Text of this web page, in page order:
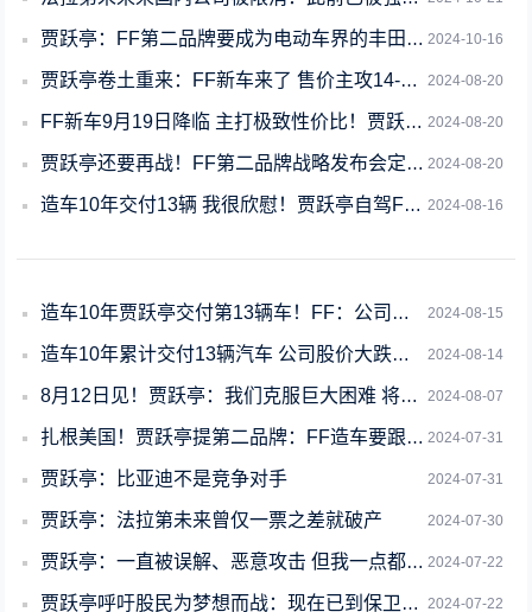
2024-10-16
贾跃亭：FF第二品牌要成为电动车界的丰田 做特斯拉没做到的事情
2024-08-20
贾跃亭卷土重来：FF新车来了 售价主攻14-57万区间
2024-08-20
FF新车9月19日降临 主打极致性价比！贾跃亭：这次做行业引领者、中美汽车桥梁
2024-08-20
贾跃亭还要再战！FF第二品牌战略发布会定档9月19日：极致性价比
2024-08-16
造车10年交付13辆 我很欣慰！贾跃亭自驾FF 91晒照：其它车辆只能看到它的尾
2024-08-15
造车10年贾跃亭交付第13辆车！FF：公司账面资产总额为4.579亿美元
2024-08-14
造车10年累计交付13辆汽车 公司股价大跌！贾跃亭：我们会继续努力、定盈利
2024-08-07
8月12日见！贾跃亭：我们克服巨大困难 将交付第13台FF91
2024-07-31
扎根美国！贾跃亭提第二品牌：FF造车要跟宝马奔驰大众等竞争
2024-07-31
贾跃亭：比亚迪不是竞争对手
2024-07-30
贾跃亭：法拉第未来曾仅一票之差就破产
2024-07-22
贾跃亭：一直被误解、恶意攻击 但我一点都不care
2024-07-22
贾跃亭呼吁股民为梦想而战：现在已到保卫战关键阶段